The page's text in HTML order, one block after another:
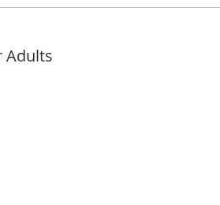
Adults